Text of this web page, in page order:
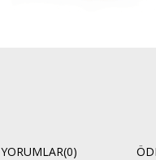
YORUMLAR(0)